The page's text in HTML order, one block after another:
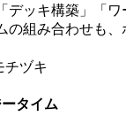
デッキ構築」「
の組み合わせも
チヅキ
タイム